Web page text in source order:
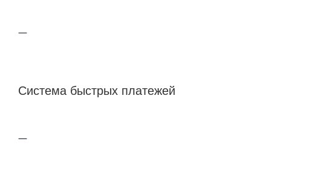
Система быстрых платежей